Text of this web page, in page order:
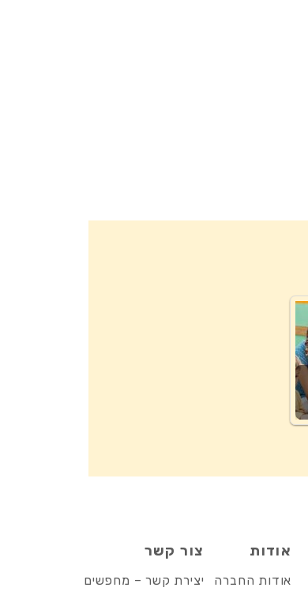
אודות
אודות החברה
צור קשר
יצירת קשר – מחפשים